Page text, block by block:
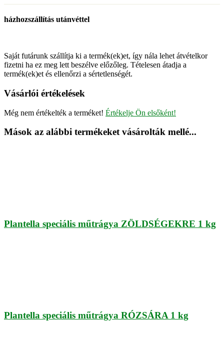
házhozszállítás utánvéttel
Saját futárunk szállítja ki a termék(ek)et, így nála lehet átvételkor
fizetni ha ez meg lett beszélve előzőleg. Tételesen átadja a
termék(ek)et és ellenőrzi a sértetlenségét.
Vásárlói értékelések
Még nem értékelték a terméket! Értékelje Ön elsőként!
Mások az alábbi termékeket vásárolták mellé...
Plantella speciális műtrágya ZÖLDSÉGEKRE 1 kg
Plantella speciális műtrágya RÓZSÁRA 1 kg